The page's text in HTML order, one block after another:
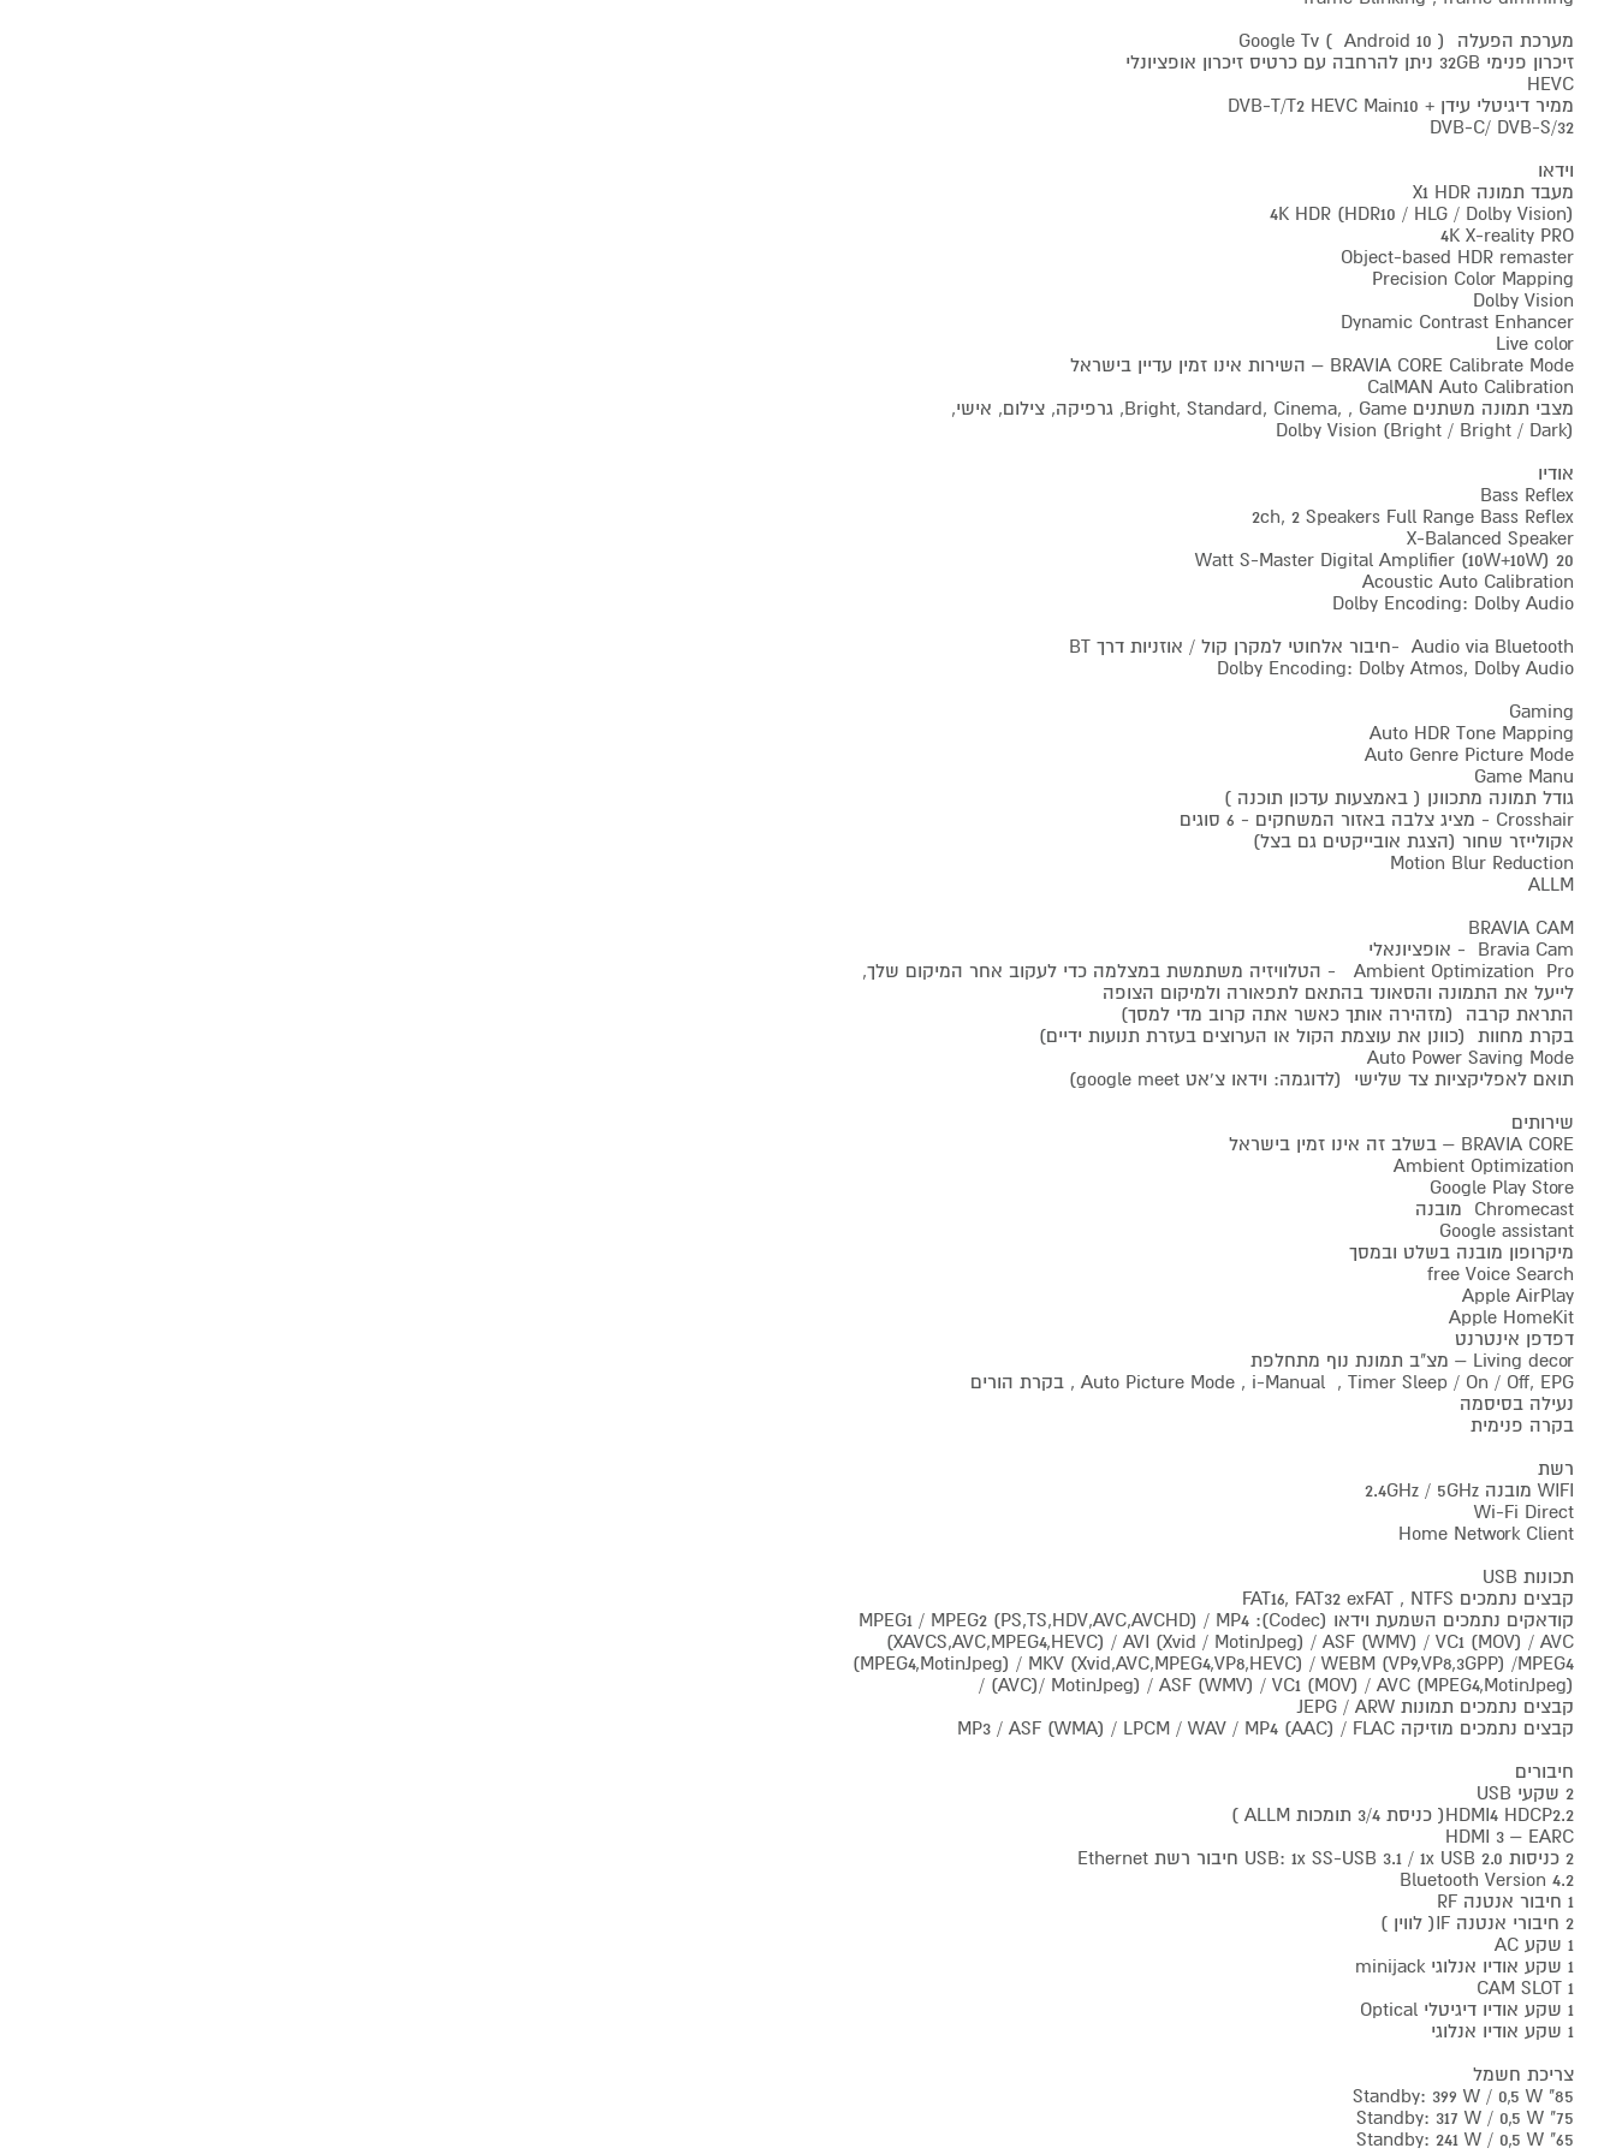
מערכת הפעלה ( Android 10 ) Google Tv
זיכרון פנימי 32GB ניתן להרחבה עם כרטיס זיכרון אופציונלי
HEVC
ממיר דיגיטלי עידן + DVB-T/T2 HEVC Main10
DVB-C/ DVB-S/32
וידאו
מעבד תמונה X1 HDR
(HDR10 / HLG / Dolby Vision) 4K HDR
4K X-reality PRO
Object-based HDR remaster
Precision Color Mapping
Dolby Vision
Dynamic Contrast Enhancer
Live color
BRAVIA CORE Calibrate Mode – השירות אינו זמין עדיין בישראל
CalMAN Auto Calibration
מצבי תמונה משתנים Bright, Standard, Cinema, , Game, גרפיקה, צילום, אישי,
Dolby Vision (Bright / Bright / Dark)
אודיו
Bass Reflex
2ch, 2 Speakers Full Range Bass Reflex
X-Balanced Speaker
20 Watt S-Master Digital Amplifier (10W+10W)
Acoustic Auto Calibration
Dolby Encoding: Dolby Audio
Audio via Bluetooth -חיבור אלחוטי למקרן קול / אוזניות דרך BT
Dolby Encoding: Dolby Atmos, Dolby Audio
Gaming
Auto HDR Tone Mapping
Auto Genre Picture Mode
Game Manu
גודל תמונה מתכוונן ( באמצעות עדכון תוכנה )
Crosshair - מציג צלבה באזור המשחקים - 6 סוגים
אקולייזר שחור (הצגת אובייקטים גם בצל)
Motion Blur Reduction
ALLM
BRAVIA CAM
Bravia Cam - אופציונאלי
Ambient Optimization Pro - הטלוויזיה משתמשת במצלמה כדי לעקוב אחר המיקום שלך,
לייעל את התמונה והסאונד בהתאם לתפאורה ולמיקום הצופה
התראת קרבה (מזהירה אותך כאשר אתה קרוב מדי למסך)
בקרת מחוות (כוונן את עוצמת הקול או הערוצים בעזרת תנועות ידיים)
Auto Power Saving Mode
תואם לאפליקציות צד שלישי (לדוגמה: וידאו צ'אט google meet)
שירותים
BRAVIA CORE – בשלב זה אינו זמין בישראל
Ambient Optimization
Google Play Store
Chromecast מובנה
Google assistant
מיקרופון מובנה בשלט ובמסך
free Voice Search
Apple AirPlay
Apple HomeKit
דפדפן אינטרנט
Living decor – מצ"ב תמונת נוף מתחלפת
Auto Picture Mode , i-Manual , Timer Sleep / On / Off, EPG , בקרת הורים
נעילה בסיסמה
בקרה פנימית
רשת
WIFI מובנה 2.4GHz / 5GHz
Wi-Fi Direct
Home Network Client
תכונות USB
קבצים נתמכים FAT16, FAT32 exFAT , NTFS
קודאקים נתמכים השמעת וידאו (Codec): MPEG1 / MPEG2 (PS,TS,HDV,AVC,AVCHD) / MP4
(XAVCS,AVC,MPEG4,HEVC) / AVI (Xvid / MotinJpeg) / ASF (WMV) / VC1 (MOV) / AVC
(MPEG4,MotinJpeg) / MKV (Xvid,AVC,MPEG4,VP8,HEVC) / WEBM (VP9,VP8,3GPP) /MPEG4
(AVC)/ MotinJpeg) / ASF (WMV) / VC1 (MOV) / AVC (MPEG4,MotinJpeg) /
קבצים נתמכים תמונות JEPG / ARW
קבצים נתמכים מוזיקה MP3 / ASF (WMA) / LPCM / WAV / MP4 (AAC) / FLAC
חיבורים
2 שקעי USB
HDMI4 HDCP2.2( כניסת 3/4 תומכות ALLM )
HDMI 3 – EARC
2 כניסות USB: 1x SS-USB 3.1 / 1x USB 2.0 חיבור רשת Ethernet
Bluetooth Version 4.2
1 חיבור אנטנה RF
2 חיבורי אנטנה IF( לווין )
1 שקע AC
1 שקע אודיו אנלוגי minijack
1 CAM SLOT
1 שקע אודיו דיגיטלי Optical
1 שקע אודיו אנלוגי
צריכת חשמל
85" Standby: 399 W / 0,5 W
75" Standby: 317 W / 0,5 W
65" Standby: 241 W / 0,5 W